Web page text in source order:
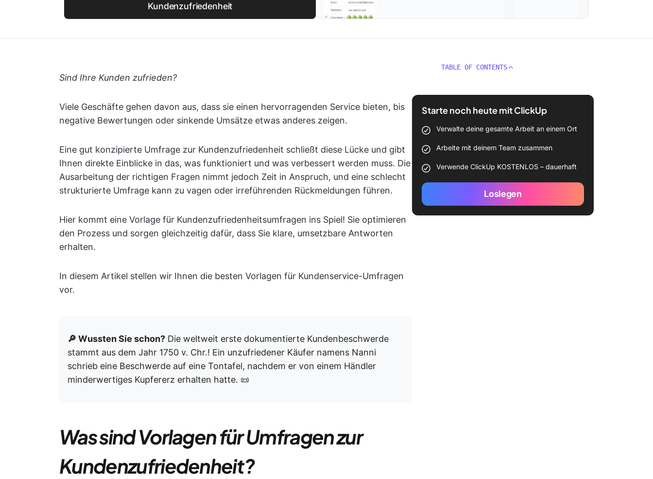
Kundenzufriedenheit
Sind Ihre Kunden zufrieden?
Viele Geschäfte gehen davon aus, dass sie einen hervorragenden Service bieten, bis
negative Bewertungen oder sinkende Umsätze etwas anderes zeigen.
Eine gut konzipierte Umfrage zur Kundenzufriedenheit schließt diese Lücke und gibt
Ihnen direkte Einblicke in das, was funktioniert und was verbessert werden muss. Die
Ausarbeitung der richtigen Fragen nimmt jedoch Zeit in Anspruch, und eine schlecht
strukturierte Umfrage kann zu vagen oder irreführenden Rückmeldungen führen.
Hier kommt eine Vorlage für Kundenzufriedenheitsumfragen ins Spiel! Sie optimieren
den Prozess und sorgen gleichzeitig dafür, dass Sie klare, umsetzbare Antworten
erhalten.
In diesem Artikel stellen wir Ihnen die besten Vorlagen für Kundenservice-Umfragen
vor.
🔎 Wussten Sie schon? Die weltweit erste dokumentierte Kundenbeschwerde
stammt aus dem Jahr 1750 v. Chr.! Ein unzufriedener Käufer namens Nanni
schrieb eine Beschwerde auf eine Tontafel, nachdem er von einem Händler
minderwertiges Kupfererz erhalten hatte. 📜
Was sind Vorlagen für Umfragen zur
Kundenzufriedenheit?
TABLE OF CONTENTS
Starte noch heute mit ClickUp
Verwalte deine gesamte Arbeit an einem Ort
Arbeite mit deinem Team zusammen
Verwende ClickUp KOSTENLOS – dauerhaft
Loslegen